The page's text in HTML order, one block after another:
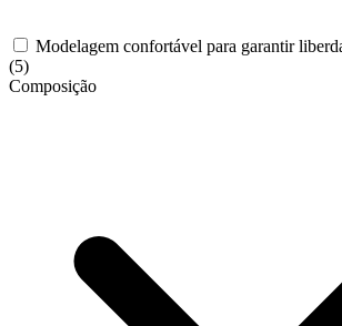
Modelagem confortável para garantir
(5)
Composição